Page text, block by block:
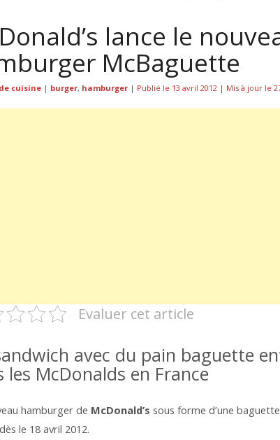
lance le
McBaguette
cuisine| burger, hamburger| Publié le 13 avril 2012 | Mis à jour le
Evaluer cet article
avec du pain baguette
les McDonalds en France
hamburger de McDonald’s sous forme d’une
le 18 avril 2012.